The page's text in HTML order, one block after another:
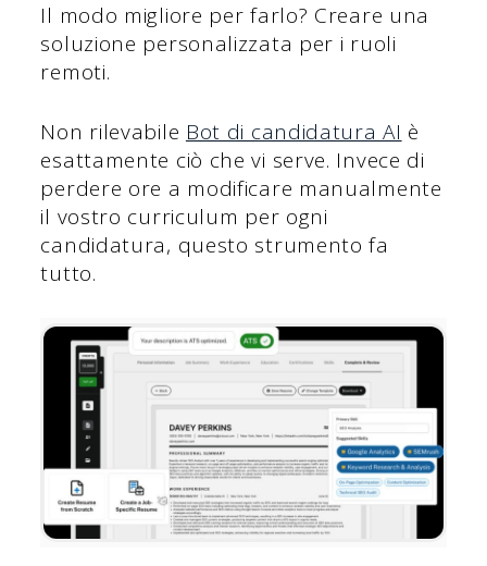
Il modo migliore per farlo? Creare una
soluzione personalizzata per i ruoli
remoti.
Non rilevabile Bot di candidatura AI è
esattamente ciò che vi serve. Invece di
perdere ore a modificare manualmente
il vostro curriculum per ogni
candidatura, questo strumento fa
tutto.